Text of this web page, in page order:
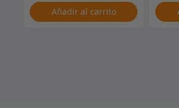
Añadir al carrito